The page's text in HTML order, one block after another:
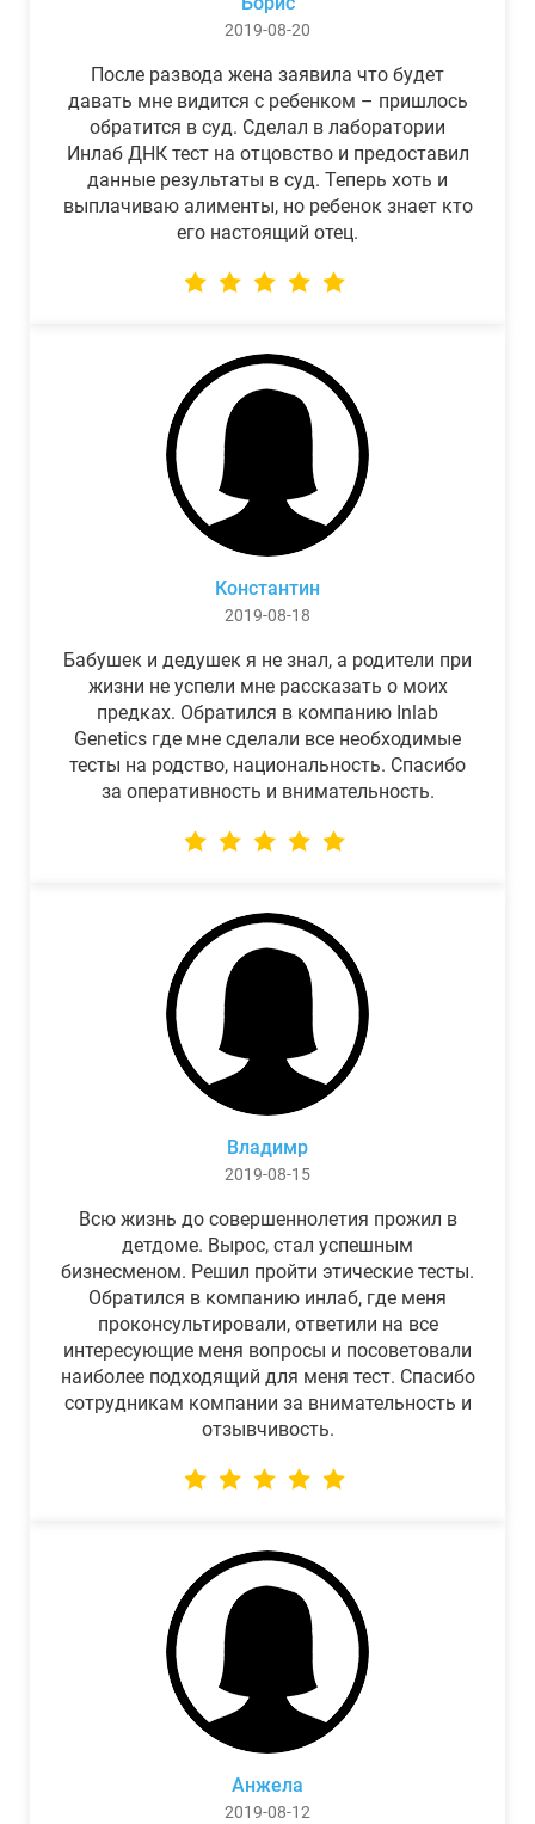
2019-08-20
После развода жена заявила что будет
давать мне видится с ребенком – пришлось
обратится в суд. Сделал в лаборатории
Инлаб ДНК тест на отцовство и предоставил
данные результаты в суд. Теперь хоть и
выплачиваю алименты, но ребенок знает кто
его настоящий отец.
Константин
2019-08-18
Бабушек и дедушек я не знал, а родители при
жизни не успели мне рассказать о моих
предках. Обратился в компанию Inlab
Genetics где мне сделали все необходимые
тесты на родство, национальность. Спасибо
за оперативность и внимательность.
Владимр
2019-08-15
Всю жизнь до совершеннолетия прожил в
детдоме. Вырос, стал успешным
бизнесменом. Решил пройти этические тесты.
Обратился в компанию инлаб, где меня
проконсультировали, ответили на все
интересующие меня вопросы и посоветовали
наиболее подходящий для меня тест. Спасибо
сотрудникам компании за внимательность и
отзывчивость.
Анжела
2019-08-12